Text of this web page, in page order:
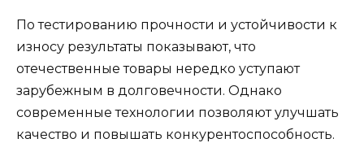
По тестированию прочности и устойчивости к
износу результаты показывают, что
отечественные товары нередко уступают
зарубежным в долговечности. Однако
современные технологии позволяют улучшать
качество и повышать конкурентоспособность.